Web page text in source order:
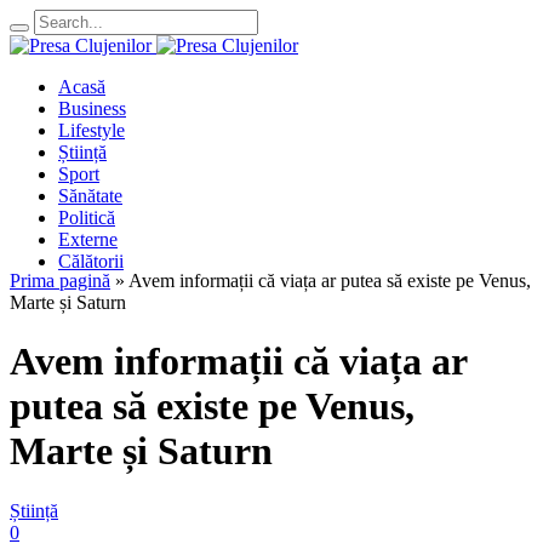
Acasă
Business
Lifestyle
Știință
Sport
Sănătate
Politică
Externe
Călătorii
Prima pagină » Avem informații că viața ar putea să existe pe Venus,
Marte și Saturn
Avem informații că viața ar
putea să existe pe Venus,
Marte și Saturn
Știință
0